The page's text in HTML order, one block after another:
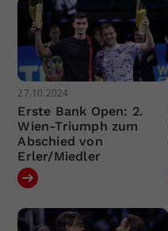
27.10.2024
Erste Bank Open: 2.
Wien-Triumph zum
Abschied von
Erler/Miedler